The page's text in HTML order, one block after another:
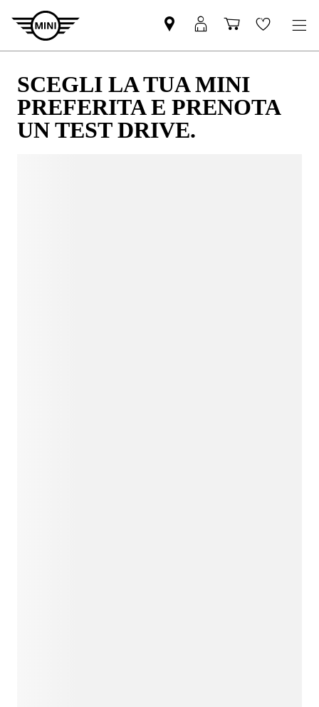
SCEGLI LA TUA MINI
PREFERITA E PRENOTA
UN TEST DRIVE.